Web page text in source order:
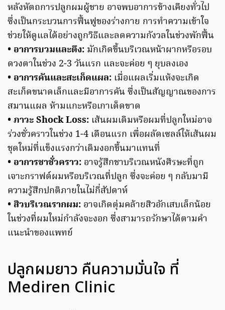
หลังหัตถการปลูกผมผู้ชาย อาจพบอาการข้างเคียงทั่วไป
ซึ่งเป็นกระบวนการฟื้นฟูของร่างกาย การทำความเข้าใจ
ช่วยให้ดูแลได้อย่างถูกวิธีและลดความกังวลในช่วงพักฟื้น
• อาการบวมและตึง: มักเกิดขึ้นบริเวณหน้าผากหรือรอบ
ดวงตาในช่วง 2-3 วันแรก และจะค่อย ๆ ยุบลงเอง
• อาการคันและสะเก็ดแผล: เมื่อแผลเริ่มแห้งจะเกิด
สะเก็ดขนาดเล็กและมีอาการคัน ซึ่งเป็นสัญญาณของการ
สมานแผล ห้ามแกะหรือเกาเด็ดขาด
• ภาวะ Shock Loss: เส้นผมเดิมหรือผมที่ปลูกใหม่อาจ
ร่วงชั่วคราวในช่วง 1-4 เดือนแรก เพื่อผลัดเซลล์ให้เส้นผม
ชุดใหม่ที่แข็งแรงกว่าเดิมงอกขึ้นมาแทนที่
• อาการชาชั่วคราว: อาจรู้สึกชาบริเวณหนังศีรษะที่ถูก
เจาะกราฟต์ผมหรือบริเวณที่ปลูก ซึ่งจะค่อย ๆ กลับมามี
ความรู้สึกปกติภายในไม่กี่สัปดาห์
• สิวบริเวณรากผม: อาจเกิดตุ่มคล้ายสิวอักเสบเล็กน้อย
ในช่วงที่ผมใหม่กำลังจะงอก ซึ่งสามารถรักษาได้ตามคำ
แนะนำของแพทย์
ปลูกผมยาว คืนความมั่นใจ ที่
Mediren Clinic